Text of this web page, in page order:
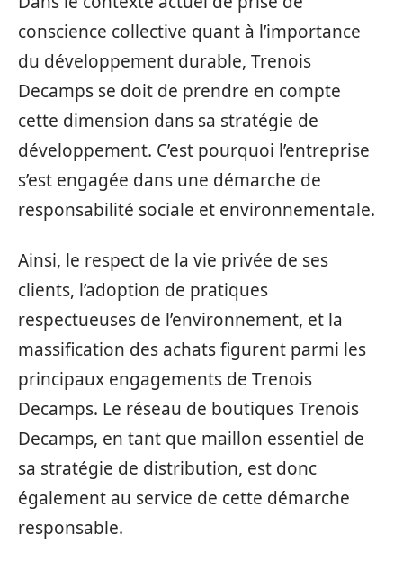
conscience collective quant à l’importance
du développement durable, Trenois
Decamps se doit de prendre en compte
cette dimension dans sa stratégie de
développement. C’est pourquoi l’entreprise
s’est engagée dans une démarche de
responsabilité sociale et environnementale.
Ainsi, le respect de la vie privée de ses
clients, l’adoption de pratiques
respectueuses de l’environnement, et la
massification des achats figurent parmi les
principaux engagements de Trenois
Decamps. Le réseau de boutiques Trenois
Decamps, en tant que maillon essentiel de
sa stratégie de distribution, est donc
également au service de cette démarche
responsable.